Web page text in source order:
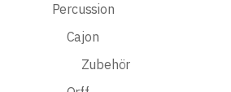
Percussion
Cajon
Zubehör